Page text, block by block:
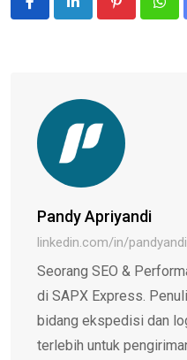
Pinterest
Pandy Apriyandi
linkedin.com/in/
Seorang SEO &
di SAPX Express.
bidang ekspedisi dan
terlebih untuk